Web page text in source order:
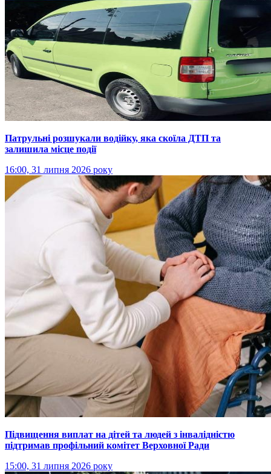
Патрульні розшукали водійку, яка скоїла ДТП та
залишила місце події
16:00, 31 липня 2026 року
Підвищення виплат на дітей та людей з інвалідністю
підтримав профільний комітет Верховної Ради
15:00, 31 липня 2026 року